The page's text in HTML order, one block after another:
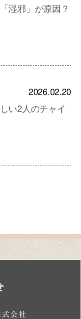
湿邪」が原因？
2026.02.20
い2人のチャイ
会社